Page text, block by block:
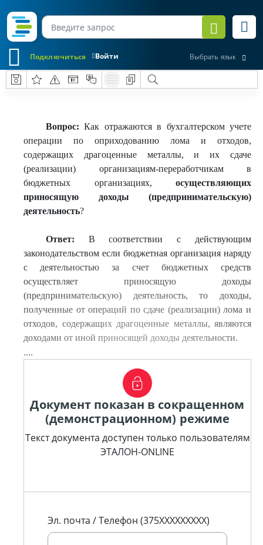
Войти
Подключиться Выбрать язык
Вопрос: Как отражаются в бухгалтерском учете
операции по оприходованию лома и отходов,
содержащих драгоценные металлы, и их сдаче
(реализации) организациям-переработчикам в
бюджетных организациях, осуществляющих
приносящую доходы (предпринимательскую)
деятельность?
Ответ: В соответствии с действующим
законодательством если бюджетная организация наряду
с деятельностью за счет бюджетных средств
осуществляет приносящую доходы
(предпринимательскую) деятельность, то доходы,
полученные от операций по сдаче (реализации) лома и
отходов, содержащих драгоценные металлы, являются
доходами от иной приносящей доходы деятельности.
....
Документ показан в сокращенном
(демонстрационном) режиме
Текст документа доступен только пользователям
ЭТАЛОН-ONLINE
Эл. почта / Телефон (375XXXXXXXXX)